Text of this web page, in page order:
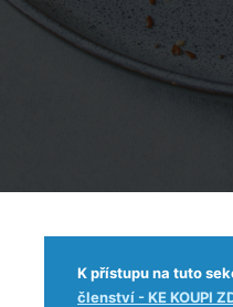
K přístupu na tuto
členství - KE KOUPI